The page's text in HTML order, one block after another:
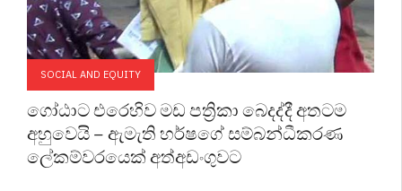
SOCIAL AND EQUITY
ගෝඨාට එරෙහිව මඩ පත්‍රිකා බෙදද්දී අතටම
අහුවෙයි – ඇමැති හර්ෂගේ සම්බන්ධීකරණ
ලේකම්වරයෙක් අත්අඩංගුවට